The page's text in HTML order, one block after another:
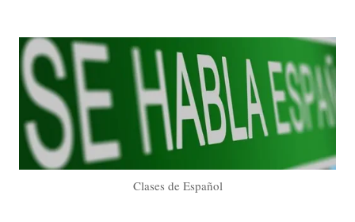
Clases de Español